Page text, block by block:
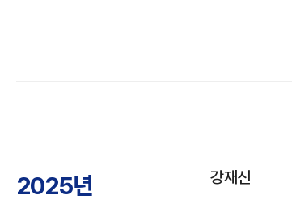
2025년
강재신